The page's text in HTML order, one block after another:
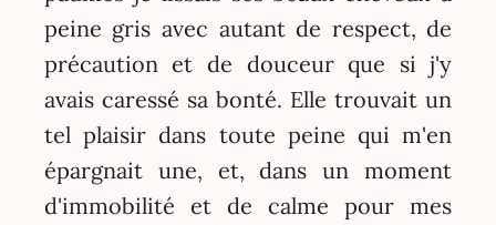
peine gris avec autant de respect, de
précaution et de douceur que si j'y
avais caressé sa bonté. Elle trouvait un
tel plaisir dans toute peine qui m'en
épargnait une, et, dans un moment
d'immobilité et de calme pour mes